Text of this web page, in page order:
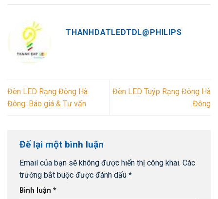
THANHDATLEDTDL@PHILIPS
Đèn LED Rạng Đông Hà
Đông: Báo giá & Tư vấn
Đèn LED Tuýp Rạng Đông Hà
Đông
Để lại một bình luận
Email của bạn sẽ không được hiển thị công khai. Các
trường bắt buộc được đánh dấu *
Bình luận *